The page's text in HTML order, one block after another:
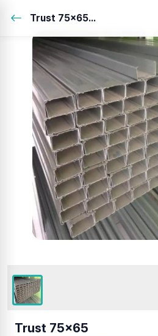
Trust 75x65...
Trust 75x65